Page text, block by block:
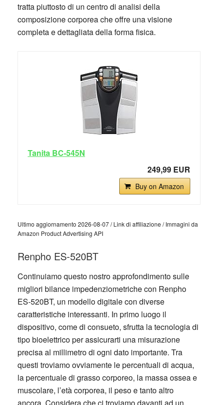
tratta piuttosto di un centro di analisi della
composizione corporea che offre una visione
completa e dettagliata della forma fisica.
Tanita BC-545N
249,99 EUR
Buy on Amazon
Ultimo aggiornamento 2026-08-07 / Link di affiliazione / Immagini da
Amazon Product Advertising API
Renpho ES-520BT
Continuiamo questo nostro approfondimento sulle
migliori bilance impedenziometriche con Renpho
ES-520BT, un modello digitale con diverse
caratteristiche interessanti. In primo luogo il
dispositivo, come di consueto, sfrutta la tecnologia di
tipo bioelettrico per assicurarti una misurazione
precisa al millimetro di ogni dato importante. Tra
questi troviamo ovviamente le percentuali di acqua,
la percentuale di grasso corporeo, la massa ossea e
muscolare, l’età corporea, il peso e tanto altro